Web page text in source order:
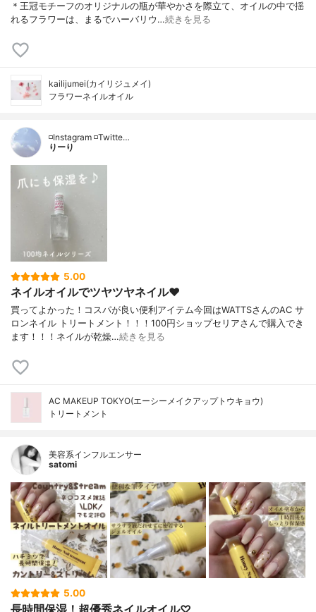
＊王冠モチーフのオリジナルの瓶が華やかさを際立て、オイルの中で揺
れるフラワーは、まるでハーバリウ…続きを見る
kailijumei(カイリジュメイ)
フラワーネイルオイル
◽️Instagram ◽️Twitte…
りーり
5.00
ネイルオイルでツヤツヤネイル❤️
買ってよかった！コスパが良い便利アイテム今回はWATTSさんのAC サ
ロンネイル トリートメント！！！100円ショップセリアさんで購入でき
ます！！！ネイルが乾燥…続きを見る
AC MAKEUP TOKYO(エーシーメイクアップトウキョウ)
トリートメント
美容系インフルエンサー
satomi
5.00
長時間保湿！超優秀ネイルオイル♡